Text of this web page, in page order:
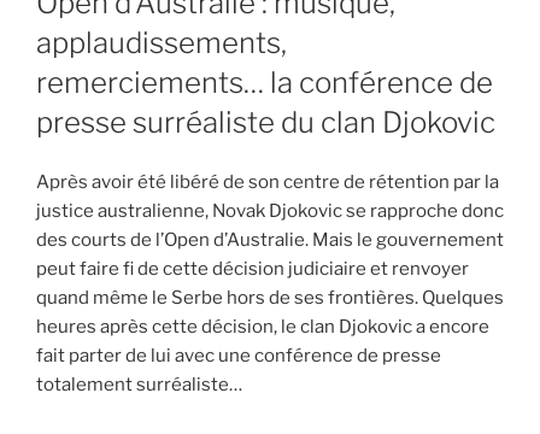
applaudissements,
remerciements… la conférence de
presse surréaliste du clan Djokovic
Après avoir été libéré de son centre de rétention par la
justice australienne, Novak Djokovic se rapproche donc
des courts de l’Open d’Australie. Mais le gouvernement
peut faire fi de cette décision judiciaire et renvoyer
quand même le Serbe hors de ses frontières. Quelques
heures après cette décision, le clan Djokovic a encore
fait parter de lui avec une conférence de presse
totalement surréaliste…